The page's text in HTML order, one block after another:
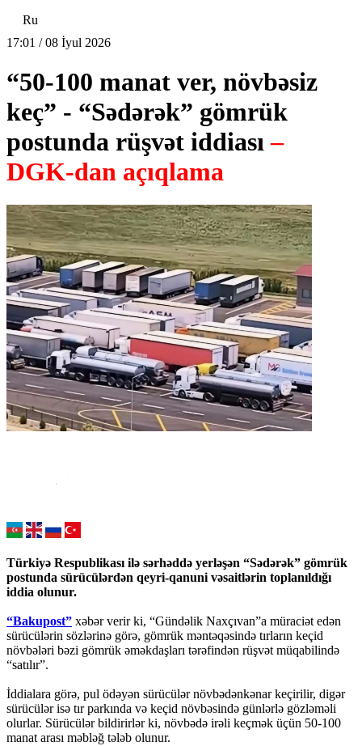
Ru
17:01 / 08 İyul 2026
“50-100 manat ver, növbəsiz
keç” - “Sədərək” gömrük
postunda rüşvət iddiası–
DGK-dan açıqlama
Türkiyə Respublikası ilə sərhəddə yerləşən “Sədərək” gömrük
postunda sürücülərdən qeyri-qanuni vəsaitlərin toplanıldığı
iddia olunur.
“Bakupost” xəbər verir ki, “Gündəlik Naxçıvan”a müraciət edən
sürücülərin sözlərinə görə, gömrük məntəqəsində tırların keçid
növbələri bəzi gömrük əməkdaşları tərəfindən rüşvət müqabilində
“satılır”.
İddialara görə, pul ödəyən sürücülər növbədənkənar keçirilir, digər
sürücülər isə tır parkında və keçid növbəsində günlərlə gözləməli
olurlar. Sürücülər bildirirlər ki, növbədə irəli keçmək üçün 50-100
manat arası məbləğ tələb olunur.